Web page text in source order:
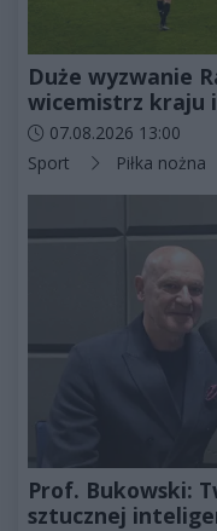
Duże wyzwanie
wicemistrz kraju
Data dodania artykułu:
07.08.2026 13:00
Kategorie artykułu:
Sport Piłka nożna
Prof. Bukowski:
sztucznej